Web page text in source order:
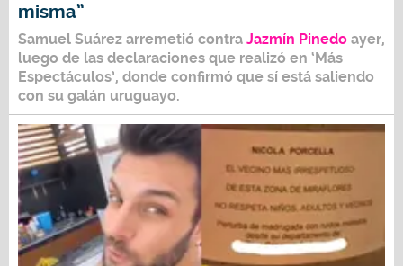
misma”
Samuel Suárez arremetió contra Jazmín Pinedo ayer,
luego de las declaraciones que realizó en ‘Más
Espectáculos’, donde confirmó que sí está saliendo
con su galán uruguayo.